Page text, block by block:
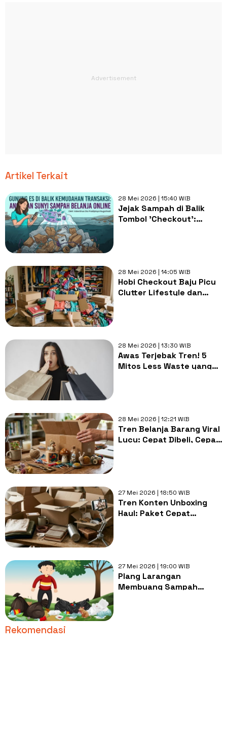
Artikel Terkait
28 Mei 2026 | 15:40 WIB
Jejak Sampah di Balik
Tombol 'Checkout':
28 Mei 2026 | 14:05 WIB
Hobi Checkout Baju Picu
Clutter Lifestyle dan
28 Mei 2026 | 13:30 WIB
Awas Terjebak Tren! 5
Mitos Less Waste yang
28 Mei 2026 | 12:21 WIB
Tren Belanja Barang Viral
Lucu: Cepat Dibeli, Cepat
27 Mei 2026 | 18:50 WIB
Tren Konten Unboxing
Haul: Paket Cepat
27 Mei 2026 | 19:00 WIB
Plang Larangan
Membuang Sampah
Rekomendasi